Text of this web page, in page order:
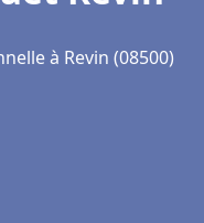
à Revin (08500)